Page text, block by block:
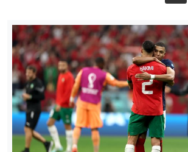
في إعادة القصر
الأمن الفيدرالي الروسي يفكك شبكة
"كريبتو" في موسكو تعمل لصالح كييف
في عالية نجد بالسعودية.. اكتشاف مواقع
أثرية تعود إلى آلاف السنين
روسيا تستهدف سفنا أوكرانية وكييف
تواصل قصف مستودعات وايلدبيرز